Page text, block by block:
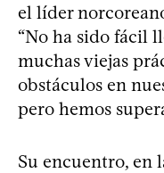
el líder
“No ha sido fácil
muchas viejas
obstáculos en
pero hemos
Su encuentro, en